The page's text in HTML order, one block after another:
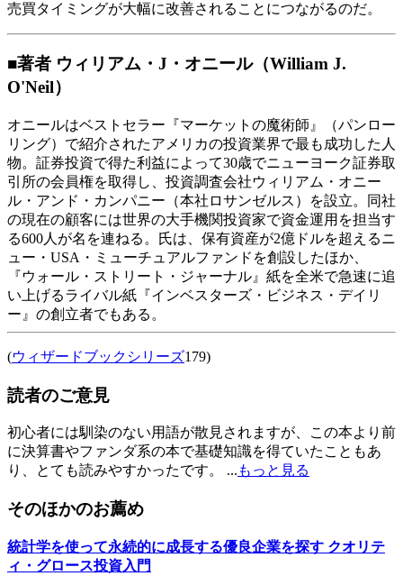
売買タイミングが大幅に改善されることにつながるのだ。
■著者 ウィリアム・J・オニール（William J.
O'Neil）
オニールはベストセラー『マーケットの魔術師』（パンロー
リング）で紹介されたアメリカの投資業界で最も成功した人
物。証券投資で得た利益によって30歳でニューヨーク証券取
引所の会員権を取得し、投資調査会社ウィリアム・オニー
ル・アンド・カンパニー（本社ロサンゼルス）を設立。同社
の現在の顧客には世界の大手機関投資家で資金運用を担当す
る600人が名を連ねる。氏は、保有資産が2億ドルを超えるニ
ュー・USA・ミューチュアルファンドを創設したほか、
『ウォール・ストリート・ジャーナル』紙を全米で急速に追
い上げるライバル紙『インベスターズ・ビジネス・デイリ
ー』の創立者でもある。
(ウィザードブックシリーズ179)
読者のご意見
初心者には馴染のない用語が散見されますが、この本より前
に決算書やファンダ系の本で基礎知識を得ていたこともあ
り、とても読みやすかったです。 ... もっと見る
そのほかのお薦め
統計学を使って永続的に成長する優良企業を探す クオリテ
ィ・グロース投資入門